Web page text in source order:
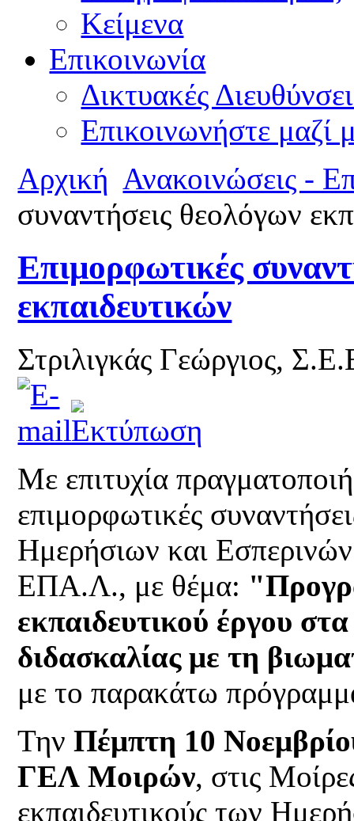
Κείμενα
Επικοινωνία
Δικτυακές
Επικοινωνήστε μαζί
Αρχική Ανακοινώσεις -
συναντήσεις θεολόγων
Επιμορφωτικές
εκπαιδευτικών
Στριλιγκάς Γεώργιος,
Με επιτυχία
επιμορφωτικές
Ημερήσιων και
ΕΠΑ.Λ., με θέμα:
εκπαιδευτικού έργου
διδασκαλίας με τη
με το παρακάτω
ΤηνΠέμπτη 10
ΓΕΛ Μοιρών, στις
εκπαιδευτικούς των